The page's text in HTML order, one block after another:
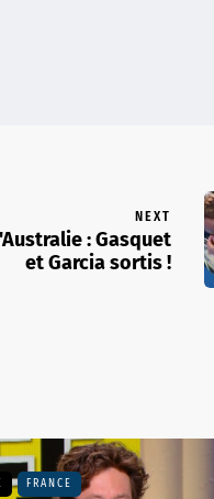
NEXT
: Gasquet
et Garcia sortis !
FRANCE